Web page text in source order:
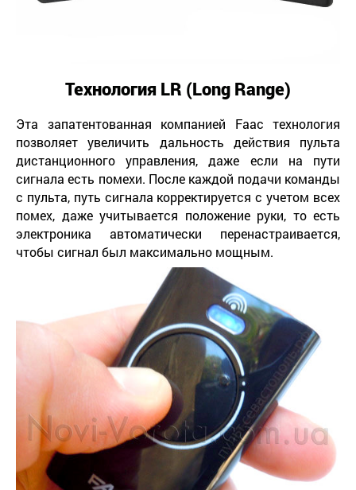
Технология LR (Long Range)
Эта запатентованная компанией Faac технология
позволяет увеличить дальность действия пульта
дистанционного управления, даже если на пути
сигнала есть помехи. После каждой подачи команды
с пульта, путь сигнала корректируется с учетом всех
помех, даже учитывается положение руки, то есть
электроника автоматически перенастраивается,
чтобы сигнал был максимально мощным.